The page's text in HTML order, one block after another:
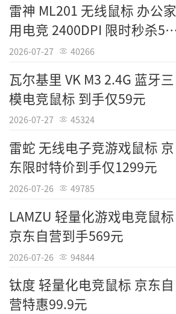
雷神 ML201 无线鼠标 办公家
用电竞 2400DPI 限时秒杀59
元
2026-07-27 40266
瓦尔基里 VK M3 2.4G 蓝牙三
模电竞鼠标 到手仅59元
2026-07-27 45324
雷蛇 无线电子竞游戏鼠标 京
东限时特价到手仅1299元
2026-07-26 49785
LAMZU 轻量化游戏电竞鼠标
京东自营到手569元
2026-07-26 94844
钛度 轻量化电竞鼠标 京东自
营特惠99.9元